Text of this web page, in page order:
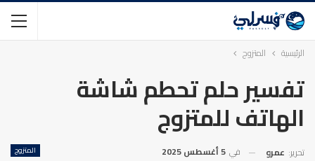
الرئيسية المتزوج
تفسير حلم تحطم شاشة
الهاتف للمتزوج
المتزوج تحرير: عمرو في 5 أغسطس 2025